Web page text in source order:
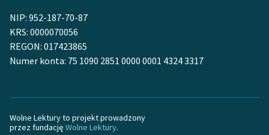
NIP: 952-187-70-87
KRS: 0000070056
REGON: 017423865
Numer konta: 75 1090 2851 0000 0001 4324 3317
Wolne Lektury to projekt prowadzony
przez fundację Wolne Lektury.